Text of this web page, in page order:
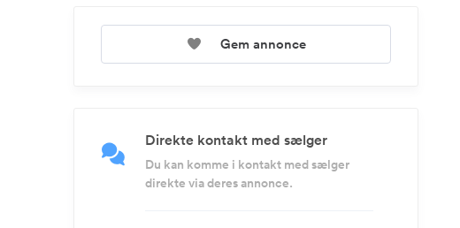
Gem annonce
Direkte kontakt med sælger
Du kan komme i kontakt med sælger
direkte via deres annonce.